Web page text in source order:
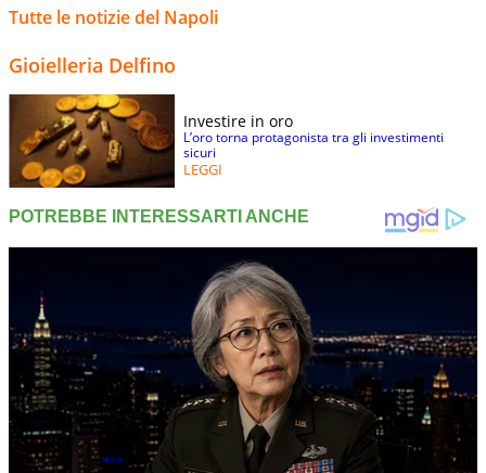
Tutte le notizie del Napoli
Gioielleria Delfino
Investire in oro
L’oro torna protagonista tra gli investimenti
sicuri
LEGGI